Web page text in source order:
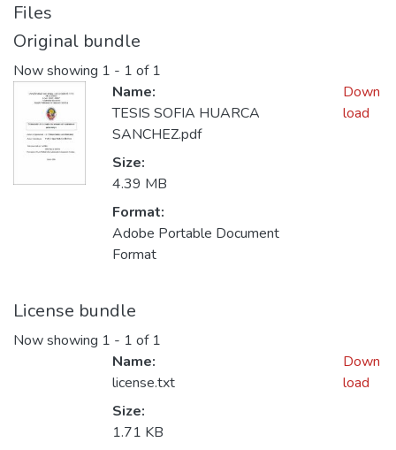
Files
Original bundle
Now showing 1 - 1 of 1
Name:
TESIS SOFIA HUARCA
SANCHEZ.pdf
Size:
4.39 MB
Format:
Adobe Portable Document
Format
Down
load
License bundle
Now showing 1 - 1 of 1
Name:
license.txt
Size:
1.71 KB
Down
load